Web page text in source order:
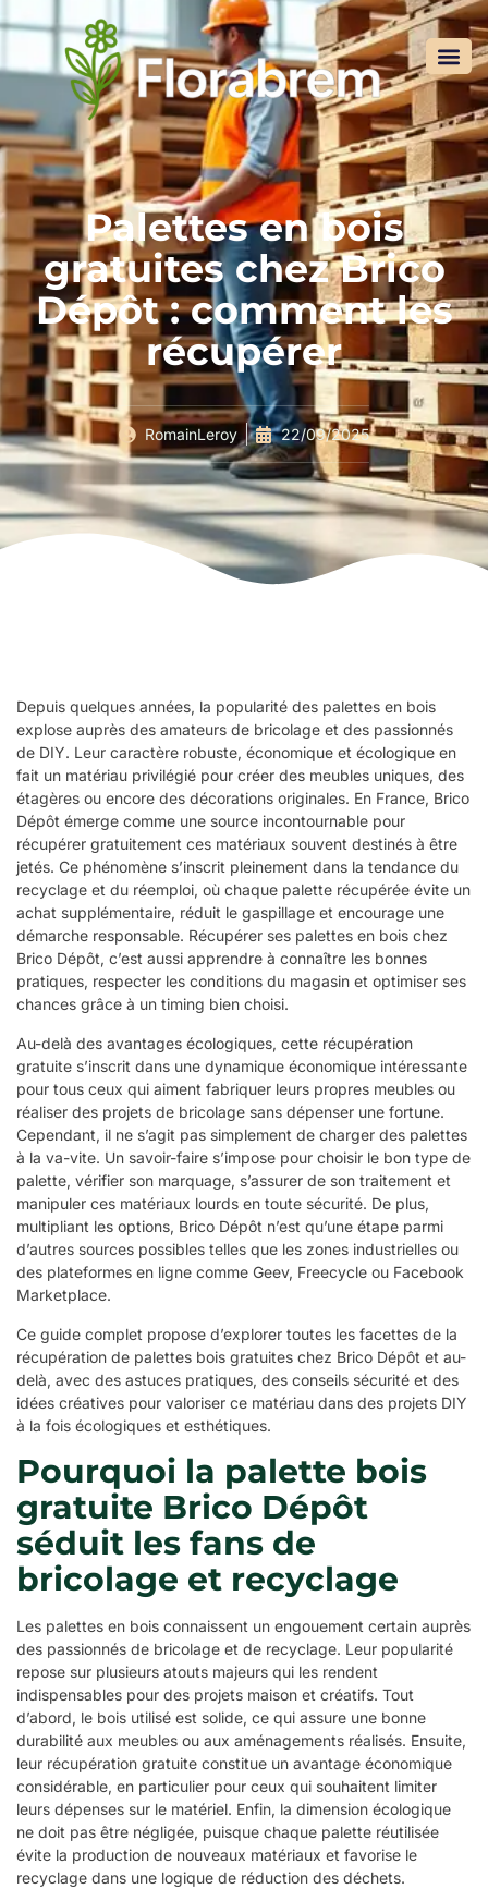
Palettes en bois
gratuites chez Brico
Dépôt : comment les
récupérer
RomainLeroy 22/09/2025
Depuis quelques années, la popularité des palettes en bois
explose auprès des amateurs de bricolage et des passionnés
de DIY. Leur caractère robuste, économique et écologique en
fait un matériau privilégié pour créer des meubles uniques, des
étagères ou encore des décorations originales. En France, Brico
Dépôt émerge comme une source incontournable pour
récupérer gratuitement ces matériaux souvent destinés à être
jetés. Ce phénomène s’inscrit pleinement dans la tendance du
recyclage et du réemploi, où chaque palette récupérée évite un
achat supplémentaire, réduit le gaspillage et encourage une
démarche responsable. Récupérer ses palettes en bois chez
Brico Dépôt, c’est aussi apprendre à connaître les bonnes
pratiques, respecter les conditions du magasin et optimiser ses
chances grâce à un timing bien choisi.
Au-delà des avantages écologiques, cette récupération
gratuite s’inscrit dans une dynamique économique intéressante
pour tous ceux qui aiment fabriquer leurs propres meubles ou
réaliser des projets de bricolage sans dépenser une fortune.
Cependant, il ne s’agit pas simplement de charger des palettes
à la va-vite. Un savoir-faire s’impose pour choisir le bon type de
palette, vérifier son marquage, s’assurer de son traitement et
manipuler ces matériaux lourds en toute sécurité. De plus,
multipliant les options, Brico Dépôt n’est qu’une étape parmi
d’autres sources possibles telles que les zones industrielles ou
des plateformes en ligne comme Geev, Freecycle ou Facebook
Marketplace.
Ce guide complet propose d’explorer toutes les facettes de la
récupération de palettes bois gratuites chez Brico Dépôt et au-
delà, avec des astuces pratiques, des conseils sécurité et des
idées créatives pour valoriser ce matériau dans des projets DIY
à la fois écologiques et esthétiques.
Pourquoi la palette bois
gratuite Brico Dépôt
séduit les fans de
bricolage et recyclage
Les palettes en bois connaissent un engouement certain auprès
des passionnés de bricolage et de recyclage. Leur popularité
repose sur plusieurs atouts majeurs qui les rendent
indispensables pour des projets maison et créatifs. Tout
d’abord, le bois utilisé est solide, ce qui assure une bonne
durabilité aux meubles ou aux aménagements réalisés. Ensuite,
leur récupération gratuite constitue un avantage économique
considérable, en particulier pour ceux qui souhaitent limiter
leurs dépenses sur le matériel. Enfin, la dimension écologique
ne doit pas être négligée, puisque chaque palette réutilisée
évite la production de nouveaux matériaux et favorise le
recyclage dans une logique de réduction des déchets.